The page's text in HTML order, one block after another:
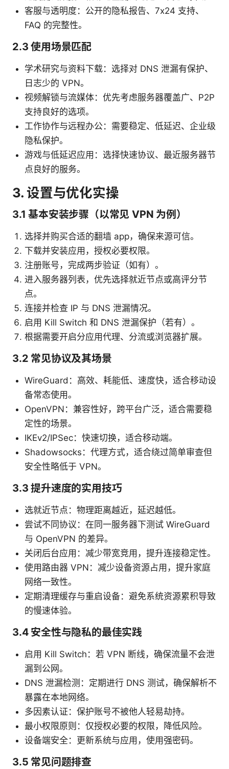
客服与透明度：公开的隐私报告、7x24 支持、
FAQ 的完整性。
2.3 使用场景匹配
学术研究与资料下载：选择对 DNS 泄漏有保护、
日志少的 VPN。
视频解锁与流媒体：优先考虑服务器覆盖广、P2P
支持良好的选项。
工作协作与远程办公：需要稳定、低延迟、企业级
隐私保护。
游戏与低延迟应用：选择快速协议、最近服务器节
点良好的服务。
3. 设置与优化实操
3.1 基本安装步骤（以常见 VPN 为例）
选择并购买合适的翻墙 app，确保来源可信。
下载并安装应用，授权必要权限。
注册账号，完成两步验证（如有）。
进入服务器列表，优先选择就近节点或高评分节
点。
连接并检查 IP 与 DNS 泄漏情况。
启用 Kill Switch 和 DNS 泄漏保护（若有）。
根据需要开启分应用代理、分流或浏览器扩展。
3.2 常见协议及其场景
WireGuard：高效、耗能低、速度快，适合移动设
备常态使用。
OpenVPN：兼容性好，跨平台广泛，适合需要稳
定性的场景。
IKEv2/IPSec：快速切换，适合移动端。
Shadowsocks：代理方式，适合绕过简单审查但
安全性略低于 VPN。
3.3 提升速度的实用技巧
选就近节点：物理距离越近，延迟越低。
尝试不同协议：在同一服务器下测试 WireGuard
与 OpenVPN 的差异。
关闭后台应用：减少带宽竞用，提升连接稳定性。
使用路由器 VPN：减少设备资源占用，提升家庭
网络一致性。
定期清理缓存与重启设备：避免系统资源累积导致
的慢速体验。
3.4 安全性与隐私的最佳实践
启用 Kill Switch：若 VPN 断线，确保流量不会泄
漏到公网。
DNS 泄漏检测：定期进行 DNS 测试，确保解析不
暴露在本地网络。
多因素认证：保护账号不被他人轻易劫持。
最小权限原则：仅授权必要的权限，降低风险。
设备端安全：更新系统与应用，使用强密码。
3.5 常见问题排查